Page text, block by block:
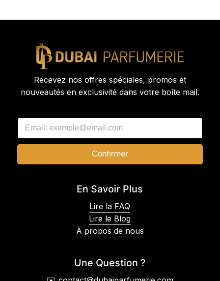
Recevez nos offres spéciales, promos et
nouveautés en exclusivité dans votre boîte mail.
m
i
l
i
*
E
a
Confirmer
En Savoir Plus
Lire la FAQ
Lire le Blog
À propos de nous
Une Question ?